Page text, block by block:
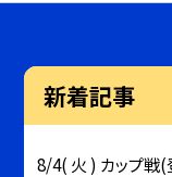
新着記事
8/4( 火 ) カップ